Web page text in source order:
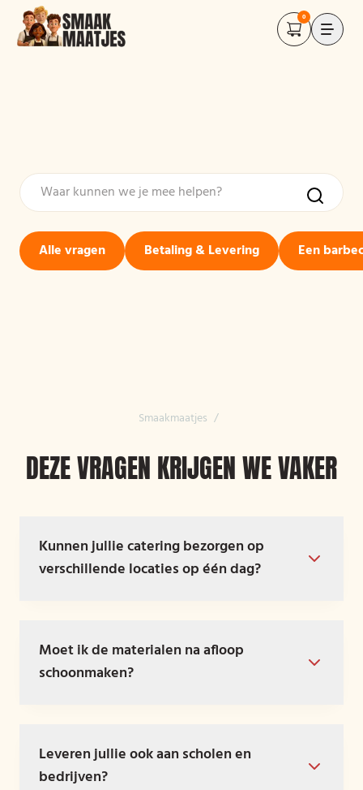
0
Alle vragen Betaling & Levering Een
Smaakmaatjes /
DEZE VRAGEN KRIJGEN WE VAKER
Kunnen jullie catering bezorgen op
verschillende locaties op één dag?
Moet ik de materialen na afloop
schoonmaken?
Leveren jullie ook aan scholen en
bedrijven?